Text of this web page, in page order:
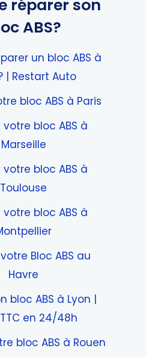
réparer son
ABS?
un bloc ABS à
| Restart Auto
bloc ABS à Paris
votre bloc ABS à
Marseille
votre bloc ABS à
Toulouse
votre bloc ABS à
Bloc ABS au
Havre
bloc ABS à Lyon |
en 24/48h
bloc ABS à Rouen